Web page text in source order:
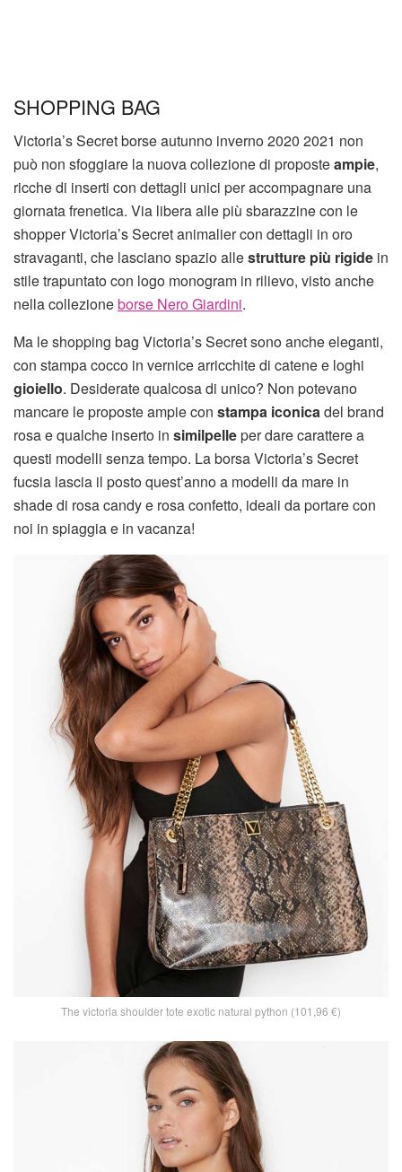
SHOPPING BAG
Victoria’s Secret borse autunno inverno 2020 2021 non
può non sfoggiare la nuova collezione di proposteampie,
ricche di inserti con dettagli unici per accompagnare una
giornata frenetica. Via libera alle più sbarazzine con le
shopper Victoria’s Secret animalier con dettagli in oro
stravaganti, che lasciano spazio allestrutture più rigide in
stile trapuntato con logo monogram in rilievo, visto anche
nella collezioneborse Nero Giardini.
Ma le shopping bag Victoria’s Secret sono anche eleganti,
con stampa cocco in vernice arricchite di catene e loghi
gioiello. Desiderate qualcosa di unico? Non potevano
mancare le proposte ampie con stampa iconicadel brand
rosa e qualche inserto in similpelleper dare carattere a
questi modelli senza tempo. La borsa Victoria’s Secret
fucsia lascia il posto quest’anno a modelli da mare in
shade di rosa candy e rosa confetto, ideali da portare con
noi in spiaggia e in vacanza!
The victoria shoulder tote exotic natural python (101,96 €)